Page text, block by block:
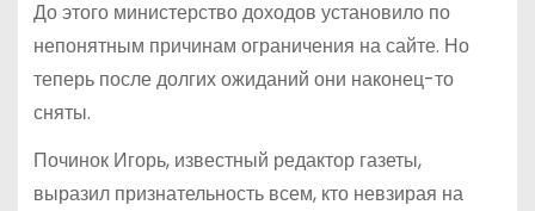
До этого министерство доходов установило по
непонятным причинам ограничения на сайте. Но
теперь после долгих ожиданий они наконец-то
сняты.
Починок Игорь, известный редактор газеты,
выразил признательность всем, кто невзирая на